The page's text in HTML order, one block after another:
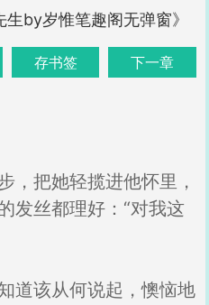
by岁惟笔趣阁无弹窗》
存书签 下一章
，把她轻揽进他怀里，
发丝都理好：“对我这
道该从何说起，懊恼地